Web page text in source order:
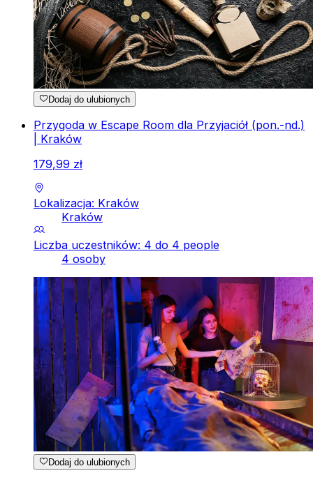
Dodaj do ulubionych
Przygoda w Escape Room dla Przyjaciół (pon.-nd.)
| Kraków
179,99 zł
Lokalizacja: Kraków
Kraków
Liczba uczestników: 4 do 4 people
4 osoby
Dodaj do ulubionych